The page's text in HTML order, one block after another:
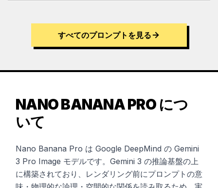
すべてのプロンプトを見る
NANO BANANA PRO につ
いて
Nano Banana Pro は Google DeepMind の Gemini
3 Pro Image モデルです。Gemini 3 の推論基盤の上
に構築されており、レンダリング前にプロンプトの意